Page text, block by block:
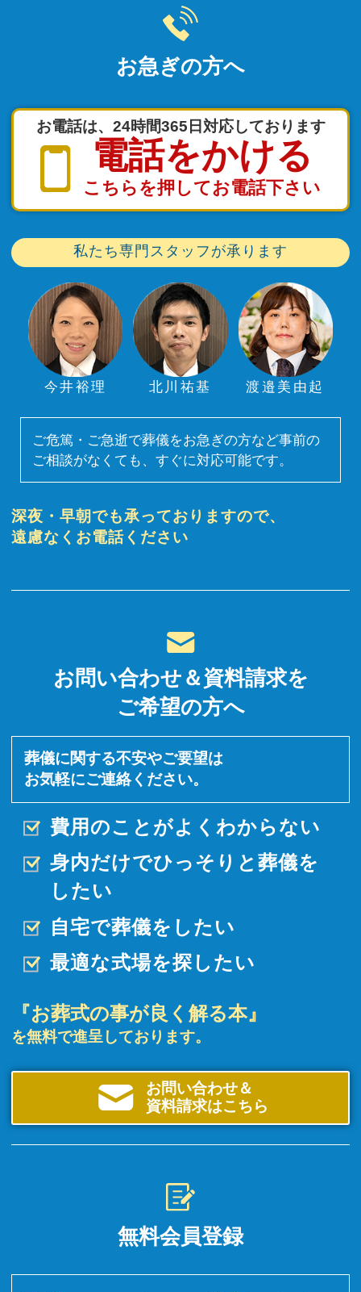
お急ぎの方へ
お電話は、24時間365日対応しております
電話をかける
こちらを押してお電話下さい
私たち専門スタッフが承ります
今井裕理 北川祐基 渡邉美由起
ご危篤・ご急逝で葬儀をお急ぎの方など事前の
ご相談がなくても、すぐに対応可能です。
深夜・早朝でも承っておりますので、
遠慮なくお電話ください
お問い合わせ＆資料請求を
ご希望の方へ
葬儀に関する不安やご要望は
お気軽にご連絡ください。
費用のことがよくわからない
身内だけでひっそりと 葬儀を
したい
自宅で葬儀をしたい
最適な式場を探したい
『お葬式の事が良く解る本』
を無料で進呈しております。
お問い合わせ＆
資料請求はこちら
無料会員登録